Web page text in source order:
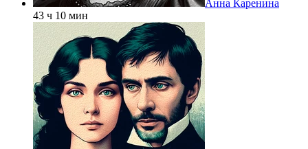
Анна Каренина
43 ч 10 мин